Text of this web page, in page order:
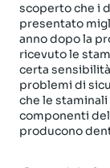
scoperto che i
presentato
anno dopo la
ricevuto le
certa
problemi di
che le
componenti
producono